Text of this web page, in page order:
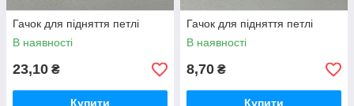
Гачок для підняття петлі
В наявності
23,10 ₴
Купити
Гачок для підняття петлі
В наявності
8,70 ₴
Купити